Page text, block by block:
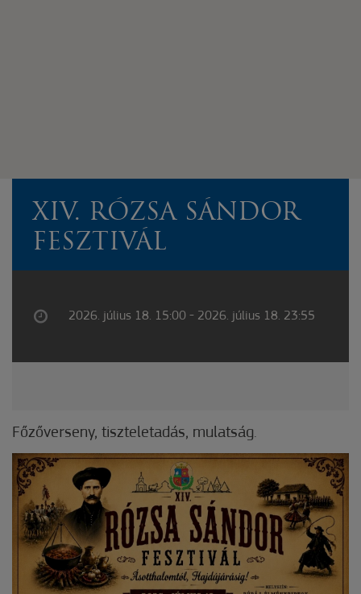
XIV. RÓZSA SÁNDOR
FESZTIVÁL
2026. július 18. 15:00 - 2026. július 18. 23:55
Főzőverseny, tiszteletadás, mulatság.